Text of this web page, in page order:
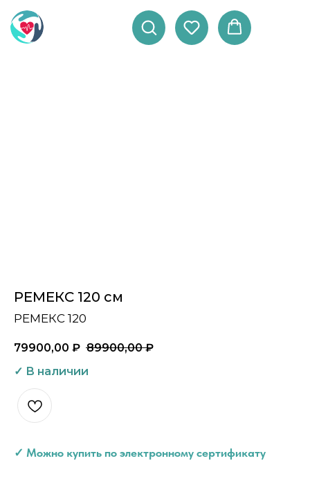
РЕМЕКС 120 см
РЕМЕКС 120
79900,00 ₽ 89900,00 ₽
✓ Можно купить по электронному сертификату